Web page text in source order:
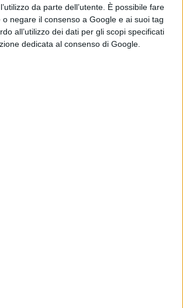
da parte dell’utente. È possibile fare
negare il consenso a Google e ai suoi tag
all’utilizzo dei dati per gli scopi specificati
dedicata al consenso di Google.
a cavallo negli scatti di